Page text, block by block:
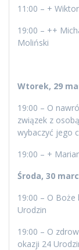
11:00 – +
19:00 – ++
Moliński
Wtorek, 29
19:00 – O
związek z
wybaczyć
19:00 – +
Środa, 30
19:00 – O Boże
Urodzin
19:00 – O
okazji 24